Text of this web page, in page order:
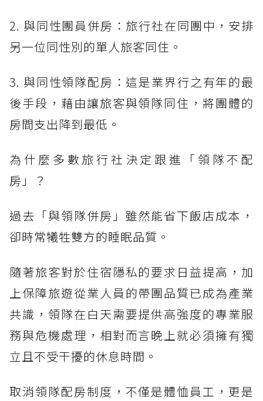
2. 與同性團員併房：旅行社在同團中，安排
另一位同性別的單人旅客同住。
3. 與同性領隊配房：這是業界行之有年的最
後手段，藉由讓旅客與領隊同住，將團體的
房間支出降到最低。
為什麼多數旅行社決定跟進「領隊不配
房」？
過去「與領隊併房」雖然能省下飯店成本，
卻時常犧牲雙方的睡眠品質。
隨著旅客對於住宿隱私的要求日益提高，加
上保障旅遊從業人員的帶團品質已成為產業
共識，領隊在白天需要提供高強度的專業服
務與危機處理，相對而言晚上就必須擁有獨
立且不受干擾的休息時間。
取消領隊配房制度，不僅是體恤員工，更是